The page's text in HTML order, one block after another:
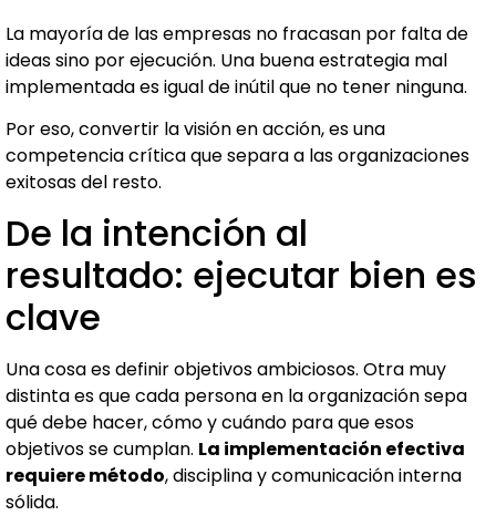
La mayoría de las empresas no fracasan por falta de
ideas sino por ejecución. Una buena estrategia mal
implementada es igual de inútil que no tener ninguna.
Por eso, convertir la visión en acción, es una
competencia crítica que separa a las organizaciones
exitosas del resto.
De la intención al
resultado: ejecutar bien es
clave
Una cosa es definir objetivos ambiciosos. Otra muy
distinta es que cada persona en la organización sepa
qué debe hacer, cómo y cuándo para que esos
objetivos se cumplan. La implementación efectiva
requiere método, disciplina y comunicación interna
sólida.